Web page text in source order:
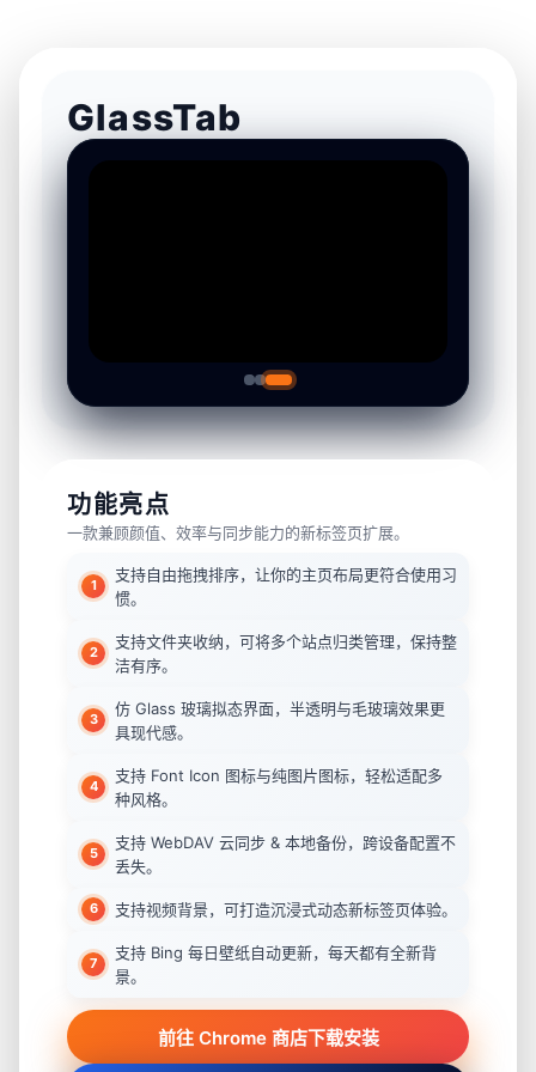
GlassTab
功能亮点
一款兼顾颜值、效率与同步能力的新标签页扩展。
支持自由拖拽排序，让你的主页布局更符合使用习
惯。
支持文件夹收纳，可将多个站点归类管理，保持整
洁有序。
仿 Glass 玻璃拟态界面，半透明与毛玻璃效果更
具现代感。
支持 Font Icon 图标与纯图片图标，轻松适配多
种风格。
支持 WebDAV 云同步 & 本地备份，跨设备配置不
丢失。
支持视频背景，可打造沉浸式动态新标签页体验。
支持 Bing 每日壁纸自动更新，每天都有全新背
景。
前往 Chrome 商店下载安装